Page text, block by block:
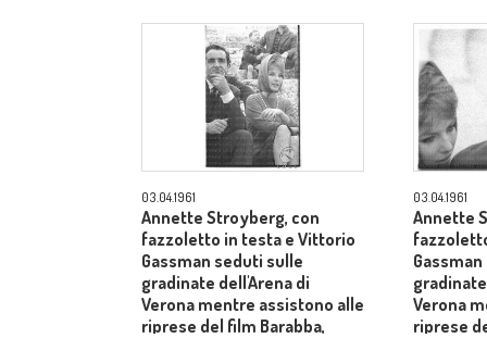
03.04.1961
Annette Stroyberg, con
fazzoletto in testa e Vittorio
Gassman seduti sulle
gradinate dell'Arena di
Verona mentre assistono alle
riprese del film Barabba,
03.04.1961
Annette
Verona
riprese